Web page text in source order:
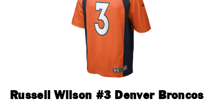
Russell Wilson #3 Denver Broncos